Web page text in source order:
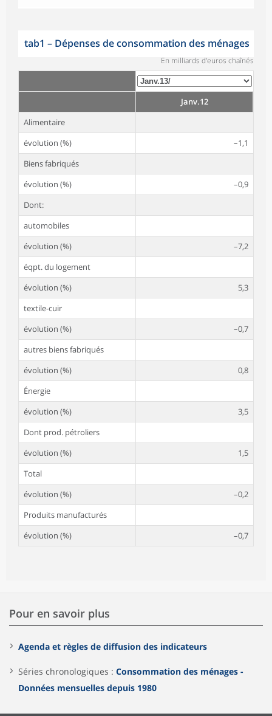
tab1 – Dépenses de consommation des ménages
En milliards d'euros chaînés
Janv.12
Alimentaire
évolution (%)
–1,1
Biens fabriqués
évolution (%)
–0,9
Dont:
automobiles
évolution (%)
–7,2
éqpt. du logement
évolution (%)
5,3
textile-cuir
évolution (%)
–0,7
autres biens fabriqués
évolution (%)
0,8
Énergie
évolution (%)
3,5
Dont prod. pétroliers
évolution (%)
1,5
Total
évolution (%)
–0,2
Produits manufacturés
évolution (%)
–0,7
Pour en savoir plus
Agenda et règles de diffusion des indicateurs
Séries chronologiques : Consommation des ménages -
Données mensuelles depuis 1980